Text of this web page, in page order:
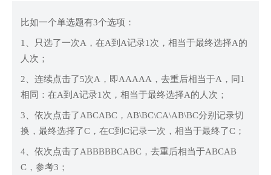
比如一个单选题有3个选项：
1、只选了一次A，在A到A记录1次，相当于最终选择A的
人次；
2、连续点击了5次A，即AAAAA，去重后相当于A，同1
相同：在A到A记录1次，相当于最终选择A的人次；
3、依次点击了ABCABC，AB\BC\CA\AB\BC分别记录切
换，最终选择了C，在C到C记录一次，相当于最终了C；
4、依次点击了ABBBBBCABC，去重后相当于ABCAB
C，参考3；